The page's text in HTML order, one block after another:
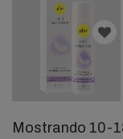
Mostrando 10-